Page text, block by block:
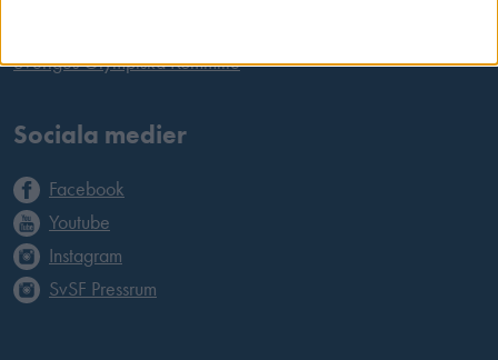
Sveriges Olympiska Kommitté
Sociala medier
Facebook
Youtube
Instagram
SvSF Pressrum